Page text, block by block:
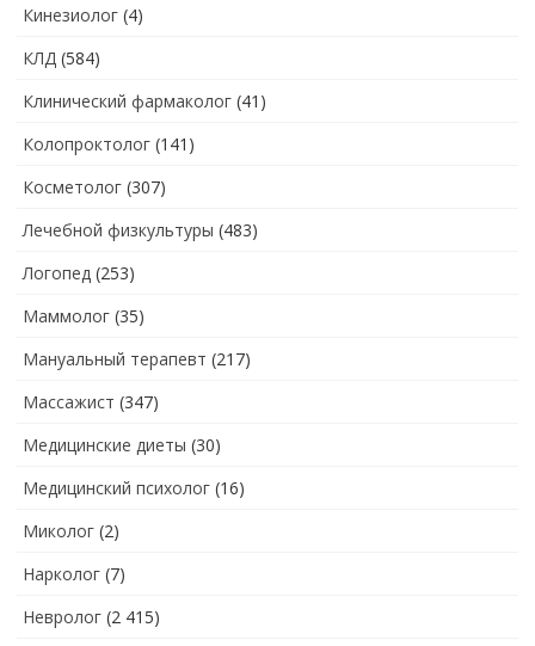
Кинезиолог (4)
КЛД (584)
Клинический фармаколог (41)
Колопроктолог (141)
Косметолог (307)
Лечебной физкультуры (483)
Логопед (253)
Маммолог (35)
Мануальный терапевт (217)
Массажист (347)
Медицинские диеты (30)
Медицинский психолог (16)
Миколог (2)
Нарколог (7)
Невролог (2 415)